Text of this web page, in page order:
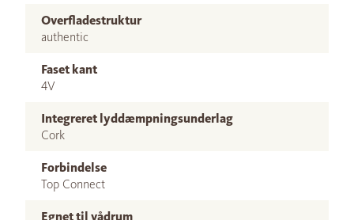
Overfladestruktur
authentic
Faset kant
4V
Integreret lyddæmpningsunderlag
Cork
Forbindelse
Top Connect
Egnet til vådrum